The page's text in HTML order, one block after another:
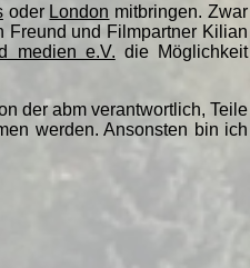
oder London mitbringen. Zwar
Freund und Filmpartner Kilian
medien e.V. die Möglichkeit
der abm verantwortlich, Teile
werden. Ansonsten bin ich